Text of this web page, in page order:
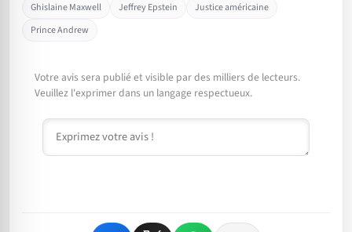
Ghislaine Maxwell
Jeffrey Epstein
Justice américaine
Prince Andrew
Votre avis sera publié et visible par des milliers de lecteurs.
Veuillez l'exprimer dans un langage respectueux.
Commentaire